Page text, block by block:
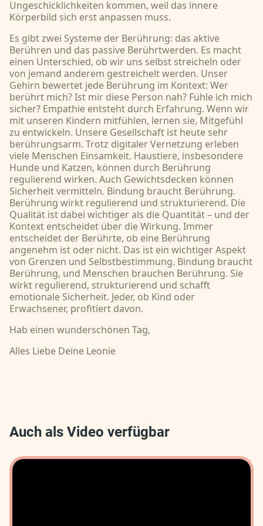
Ungeschicklichkeiten kommen, weil das innere
Körperbild sich erst anpassen muss.
Es gibt zwei Systeme der Berührung: das aktive
Berühren und das passive Berührtwerden. Es macht
einen Unterschied, ob wir uns selbst streicheln oder
von jemand anderem gestreichelt werden. Unser
Gehirn bewertet jede Berührung im Kontext: Wer
berührt mich? Ist mir diese Person nah? Fühle ich mich
sicher? Empathie entsteht durch Erfahrung. Wenn wir
mit unseren Kindern mitfühlen, lernen sie, Mitgefühl
zu entwickeln. Unsere Gesellschaft ist heute sehr
berührungsarm. Trotz digitaler Vernetzung erleben
viele Menschen Einsamkeit. Haustiere, insbesondere
Hunde und Katzen, können durch Berührung
regulierend wirken. Auch Gewichtsdecken können
Sicherheit vermitteln. Bindung braucht Berührung.
Berührung wirkt regulierend und strukturierend. Die
Qualität ist dabei wichtiger als die Quantität – und der
Kontext entscheidet über die Wirkung. Immer
entscheidet der Berührte, ob eine Berührung
angenehm ist oder nicht. Das ist ein wichtiger Aspekt
von Grenzen und Selbstbestimmung. Bindung braucht
Berührung, und Menschen brauchen Berührung. Sie
wirkt regulierend, strukturierend und schafft
emotionale Sicherheit. Jeder, ob Kind oder
Erwachsener, profitiert davon.
Hab einen wunderschönen Tag,
Alles Liebe Deine Leonie
Auch als Video verfügbar